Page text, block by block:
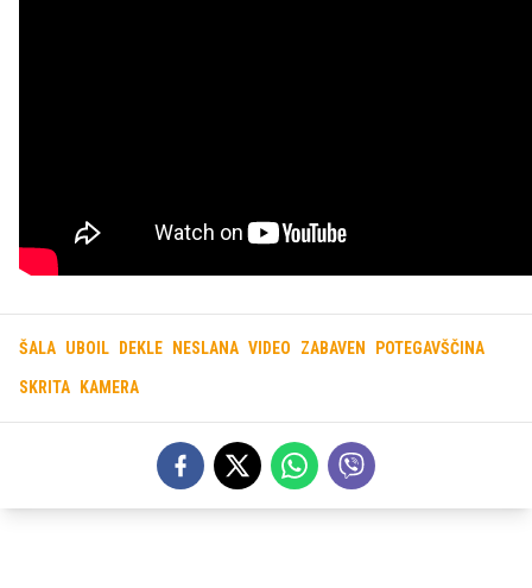
ŠALA UBOIL DEKLE NESLANA VIDEO ZABAVEN POTEGAVŠČINA
SKRITA KAMERA